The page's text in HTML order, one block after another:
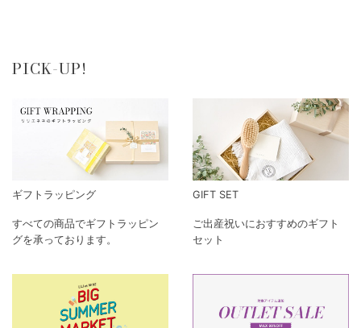
PICK-UP!
ギフトラッピング
すべての商品でギフトラッピン
グを承っております。
GIFT SET
ご出産祝いにおすすめのギフト
セット